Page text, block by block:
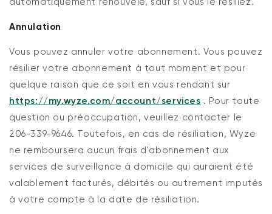
Annulation
Vous pouvez annuler votre abonnement. Vous pouvez
résilier votre abonnement à tout moment et pour
quelque raison que ce soit en vous rendant sur
https://my.wyze.com/account/services . Pour toute
question ou préoccupation, veuillez contacter le
206-339-9646. Toutefois, en cas de résiliation, Wyze
ne remboursera aucun frais d'abonnement aux
services de surveillance à domicile qui auraient été
valablement facturés, débités ou autrement imputés
à votre compte à la date de résiliation.